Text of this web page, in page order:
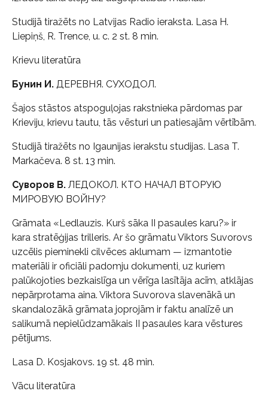
Studijā tiražēts no Latvijas Radio ieraksta. Lasa H.
Liepiņš, R. Trence, u. c. 2 st. 8 min.
Krievu literatūra
Бунин И. ДЕРЕВНЯ. СУХОДОЛ.
Šajos stāstos atspoguļojas rakstnieka pārdomas par
Krieviju, krievu tautu, tās vēsturi un patiesajām vērtībām.
Studijā tiražēts no Igaunijas ierakstu studijas. Lasa T.
Markačeva. 8 st. 13 min.
Суворов В. ЛЕДОКОЛ. КТО НАЧАЛ ВТОРУЮ
МИРОВУЮ ВОЙНУ?
Grāmata «Ledlauzis. Kurš sāka II pasaules karu?» ir
kara stratēģijas trilleris. Ar šo grāmatu Viktors Suvorovs
uzcēlis pieminekli cilvēces aklumam — izmantotie
materiāli ir oficiāli padomju dokumenti, uz kuriem
palūkojoties bezkaislīga un vērīga lasītāja acīm, atklājas
nepārprotama aina. Viktora Suvorova slavenākā un
skandalozākā grāmata joprojām ir faktu analīzē un
salikumā nepielūdzamākais II pasaules kara vēstures
pētījums.
Lasa D. Kosjakovs. 19 st. 48 min.
Vācu literatūra